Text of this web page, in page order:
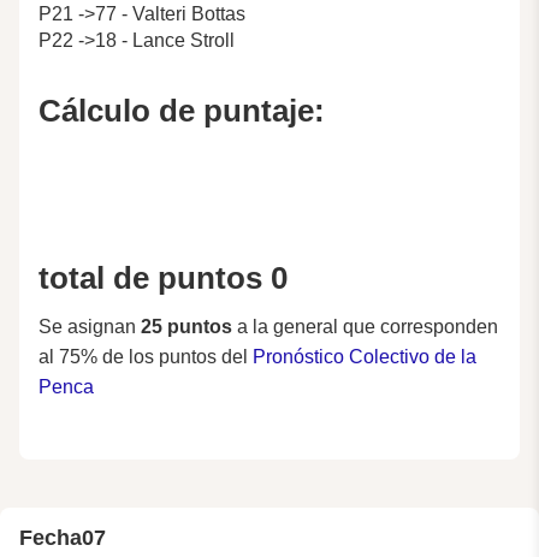
P21 ->77 - Valteri Bottas
P22 ->18 - Lance Stroll
Cálculo de puntaje:
total de puntos 0
Se asignan 25 puntos a la general que corresponden
al 75% de los puntos del Pronóstico Colectivo de la
Penca
Fecha07